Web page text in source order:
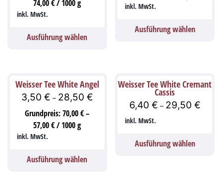
74,00€/1000g
inkl. MwSt.
Ausführung wählen
inkl. MwSt.
Ausführung wählen
Weisser Tee White Angel
3,50 € – 28,50 €
Grundpreis:70,00€–
57,00€/1000g
inkl. MwSt.
Ausführung wählen
Weisser Tee White Cremant
Cassis
6,40 € – 29,50 €
inkl. MwSt.
Ausführung wählen